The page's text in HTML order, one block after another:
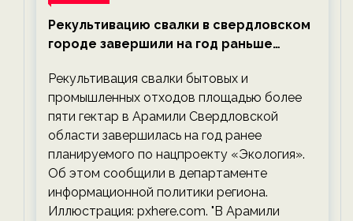
Рекультивацию свалки в свердловском
городе завершили на год раньше
экологии на ECOportal
Рекультивация свалки бытовых и
промышленных отходов площадью более
пяти гектар в Арамили Свердловской
области завершилась на год ранее
планируемого по нацпроекту «Экология».
Об этом сообщили в департаменте
информационной политики региона.
Иллюстрация: pxhere.com. "В Арамили